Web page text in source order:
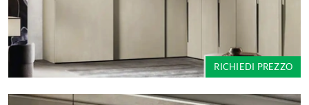
RICHIEDI PREZZO